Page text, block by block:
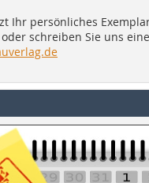
Ihr persönliches
oder schreiben Sie uns